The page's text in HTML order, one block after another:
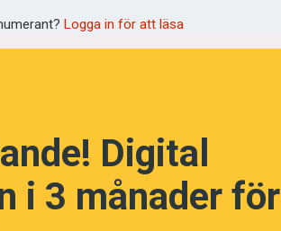
digitalt
Logga in för att läsa
Digital
i 3 månader för